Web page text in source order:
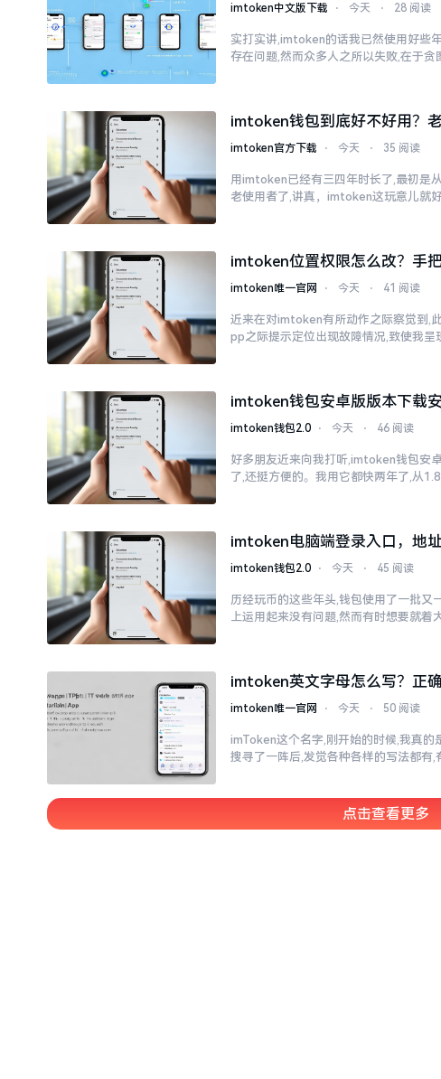
imtoken中文版下载 ⋅ 今天 ⋅ 28 阅读
实打实讲,imtoken的话我已然使用好些
存在问题,然而众多人之所以失败,在于
imtoken钱包到底好不好用？
imtoken官方下载 ⋅ 今天 ⋅ 35 阅读
用imtoken已经有三四年时长了,最初是
老使用者了,讲真，imtoken这玩意儿就
imtoken位置权限怎么改？手
imtoken唯一官网 ⋅ 今天 ⋅ 41 阅读
近来在对imtoken有所动作之际察觉到,
pp之际提示定位出现故障情况,致使我呈
imtoken钱包安卓版版本下载
imtoken钱包2.0 ⋅ 今天 ⋅ 46 阅读
好多朋友近来向我打听,imtoken钱包安
了,还挺方便的。我用它都快两年了,从
imtoken电脑端登录入口，地
imtoken钱包2.0 ⋅ 今天 ⋅ 45 阅读
历经玩币的这些年头,钱包使用了一批
上运用起来没有问题,然而有时想要就着
imtoken英文字母怎么写？正
imtoken唯一官网 ⋅ 今天 ⋅ 50 阅读
imToken这个名字,刚开始的时候,我真
搜寻了一阵后,发觉各种各样的写法都有,
点击查看更多